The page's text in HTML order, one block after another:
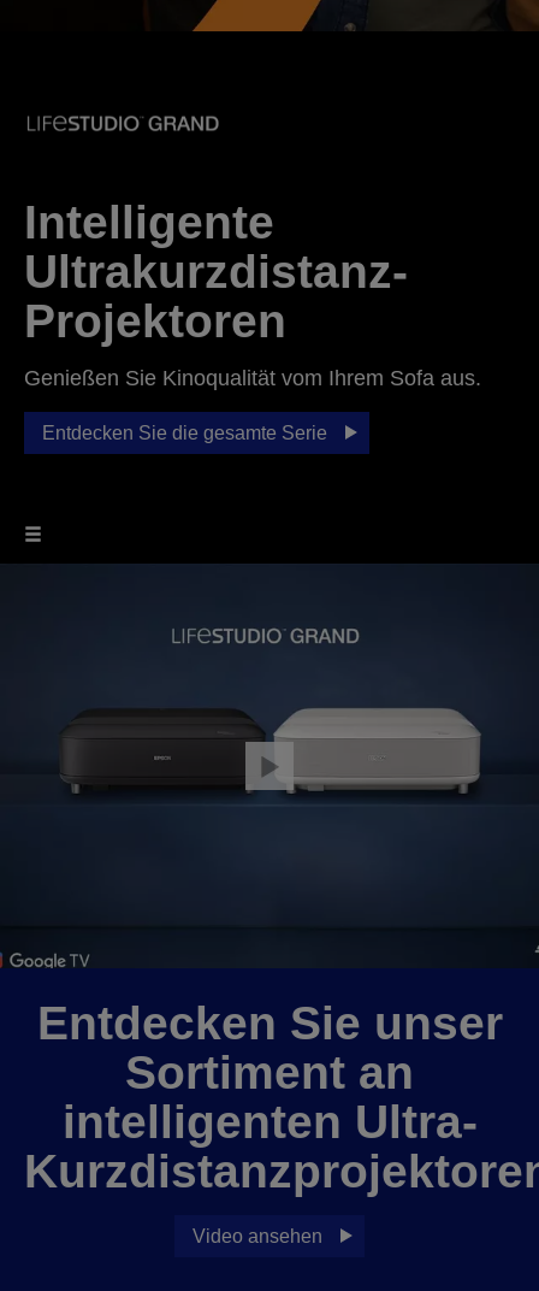
Intelligente
Ultrakurzdistanz-
Projektoren
Genießen Sie Kinoqualität vom Ihrem Sofa aus.
Entdecken Sie die gesamte Serie
Entdecken Sie unser
Sortiment an
intelligenten Ultra-
Video ansehen